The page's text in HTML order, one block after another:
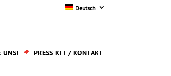
Deutsch
UNS! PRESS KIT / KONTAKT